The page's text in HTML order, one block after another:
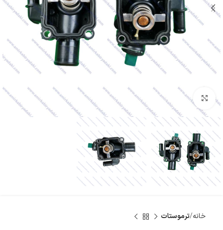
بزرگنمایی تصویر
خانه ترموستات